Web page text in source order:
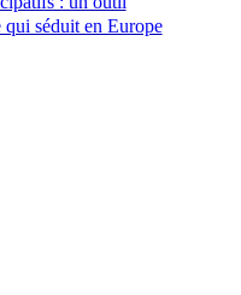
qui séduit en Europe